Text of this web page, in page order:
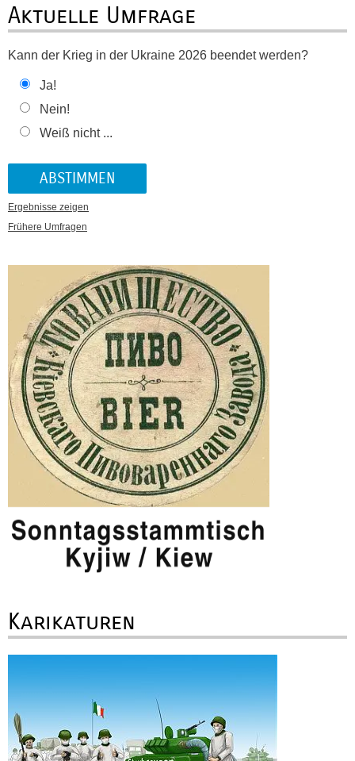
Aktuelle Umfrage
Kann der Krieg in der Ukraine 2026 beendet werden?
Ja!
Nein!
Weiß nicht ...
Ergebnisse zeigen
Frühere Umfragen
Karikaturen